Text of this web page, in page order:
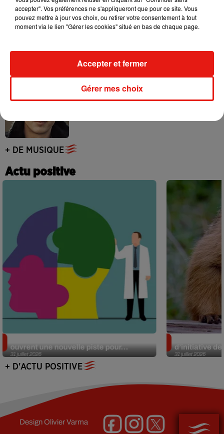
Benny Blanco invite Selena Gomez et
Tiny Desk invite Charlie Puth pour une
+ DE MUSIQUE
Actu positive
31 juillet 2026
ouvrent une nouvelle piste pour...
31 juillet 2026
d’initiative
+ D'ACTU POSITIVE
DesignOlivier Varma
accepter". Vos préférences ne s'appliqueront que pour ce site. Vous
pouvez mettre à jour vos choix, ou retirer votre consentement à tout
moment via le lien "Gérer les cookies" situé en bas de chaque page.
Gérer mes choix
Accepter et fermer